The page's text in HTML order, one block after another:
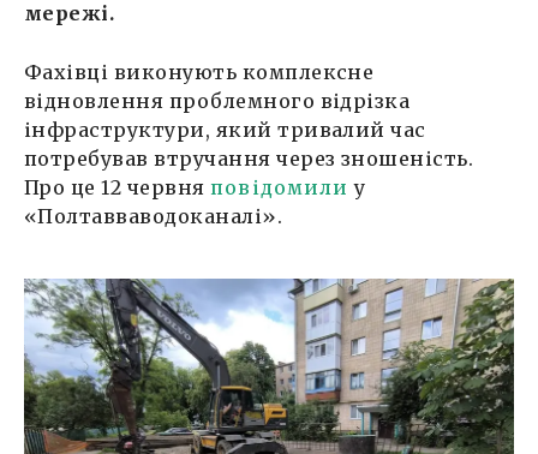
мережі.
Фахівці виконують комплексне
відновлення проблемного відрізка
інфраструктури, який тривалий час
потребував втручання через зношеність.
Про це 12 червняповідомили у
«Полтавваводоканалі».